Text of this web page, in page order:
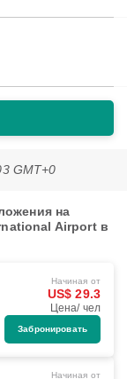
GMT+0
на
Airport в
Начиная от
US$ 29.3
Цена/ чел
Забронировать
Начиная от